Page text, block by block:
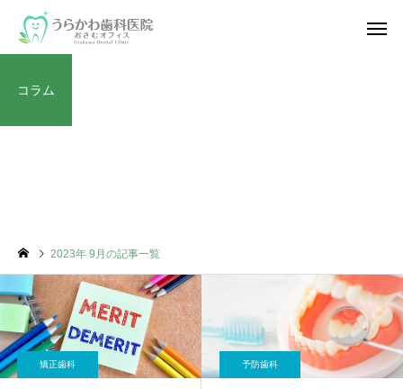
コラム
2023年 9月の記事一覧
矯正歯科 予防歯科